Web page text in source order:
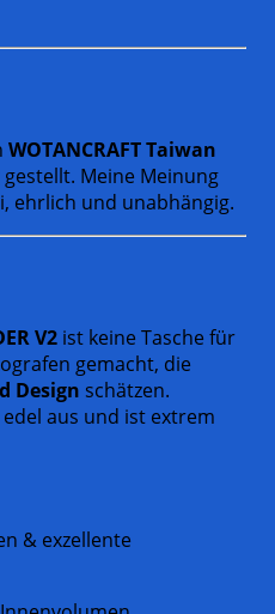
WOTANCRAFT Taiwan
Meine Meinung
ehrlich und unabhängig.
V2 ist keine Tasche für
gemacht, die
Design schätzen.
aus und ist extrem
& exzellente